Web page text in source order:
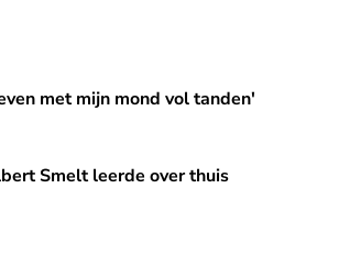
vol tanden'
met mijn mond vol tanden'
over thuis
Smelt leerde over thuis